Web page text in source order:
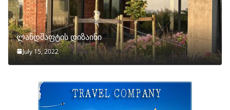
ლანდშაფტის დიზაინი
July 15, 2022